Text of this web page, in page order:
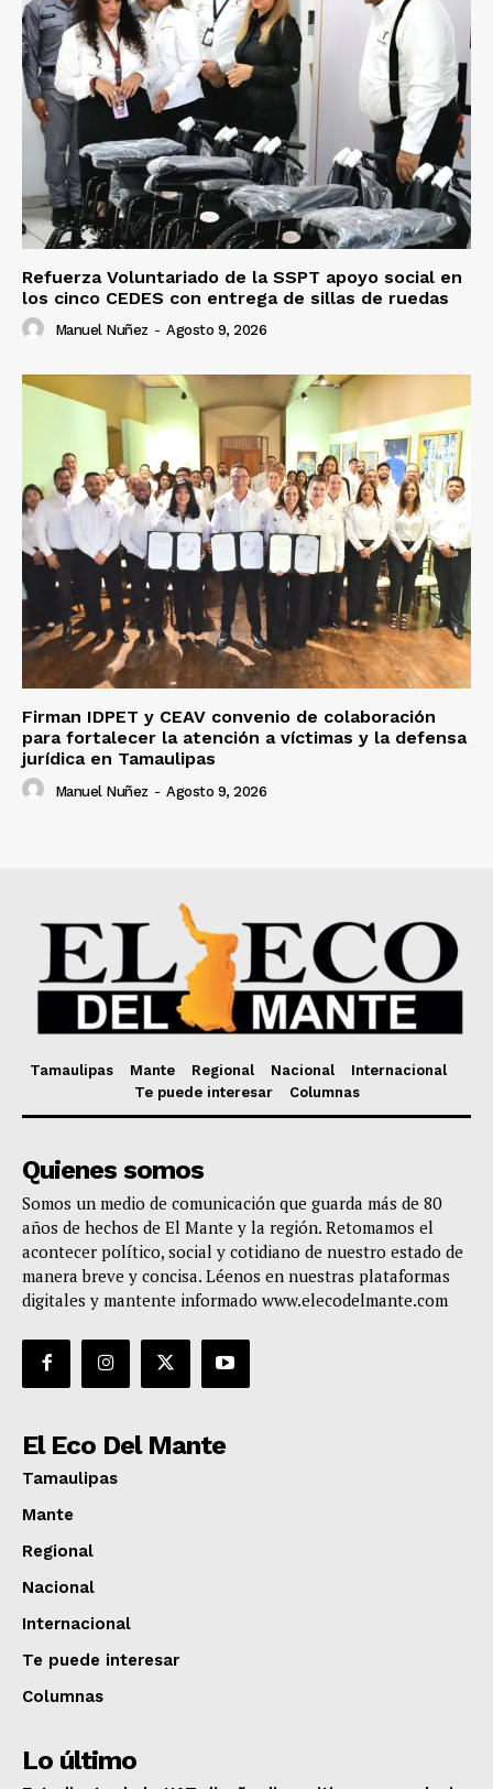
Refuerza Voluntariado de la SSPT apoyo social en
los cinco CEDES con entrega de sillas de ruedas
Manuel Nuñez - Agosto 9, 2026
Firman IDPET y CEAV convenio de colaboración
para fortalecer la atención a víctimas y la defensa
jurídica en Tamaulipas
Manuel Nuñez - Agosto 9, 2026
Tamaulipas Mante Regional Nacional
Internacional
Te puede interesar
Columnas
Quienes somos
Somos un medio de comunicación que guarda más de 80
años de hechos de El Mante y la región. Retomamos el
acontecer político, social y cotidiano de nuestro estado de
manera breve y concisa. Léenos en nuestras plataformas
digitales y mantente informado www.elecodelmante.com
El Eco Del Mante
Tamaulipas
Mante
Regional
Nacional
Internacional
Te puede interesar
Columnas
Lo último